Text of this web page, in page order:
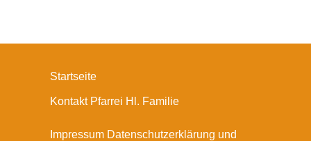
Startseite
Kontakt Pfarrei Hl. Familie
Impressum Datenschutzerklärung und